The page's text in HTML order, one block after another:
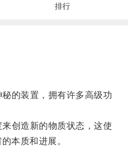
排行
的装置，拥有许多高级功
创造新的物质状态，这使
本质和进展。